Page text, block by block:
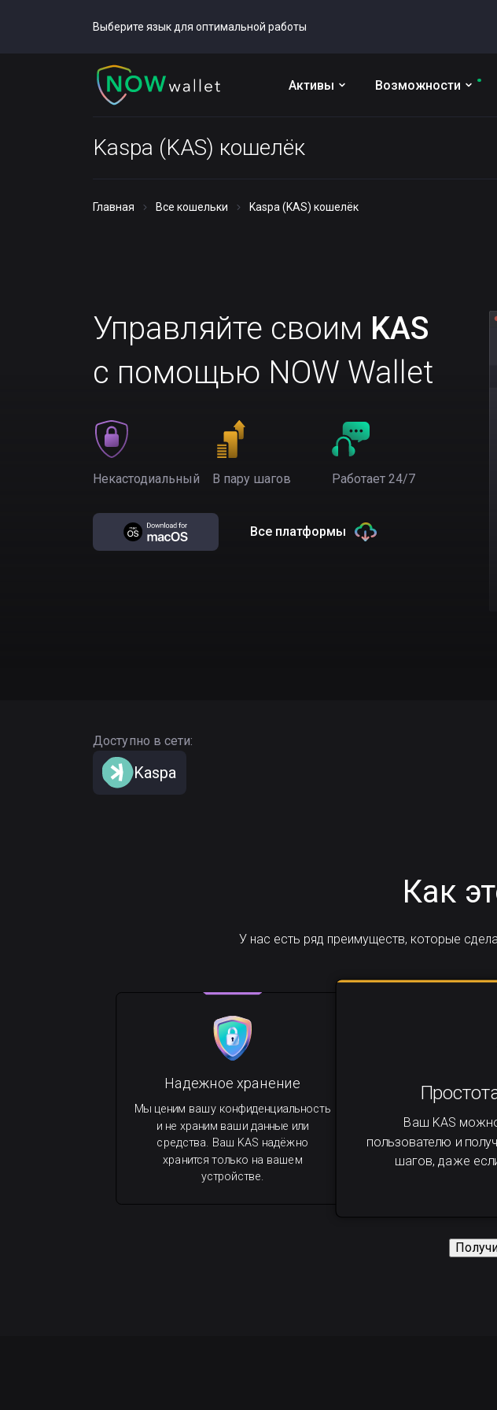
Выберите язык для оптимальной работы
Активы Возможности
Kaspa (KAS) кошелёк
Главная Все кошельки Kaspa (KAS) кошелёк
Управляйте своим KAS
с помощью NOW Wallet
Некастодиальный В пару шагов Работает 24/7
Все платформы
Доступно в сети:
Kaspa
Как
У нас есть ряд преимуществ, которые
Ваш KAS
пользователю и
шагов, даже
Надежное хранение
Мы ценим вашу конфиденциальность
и не храним ваши данные или
средства. Ваш KAS надёжно
хранится только на вашем
устройстве.